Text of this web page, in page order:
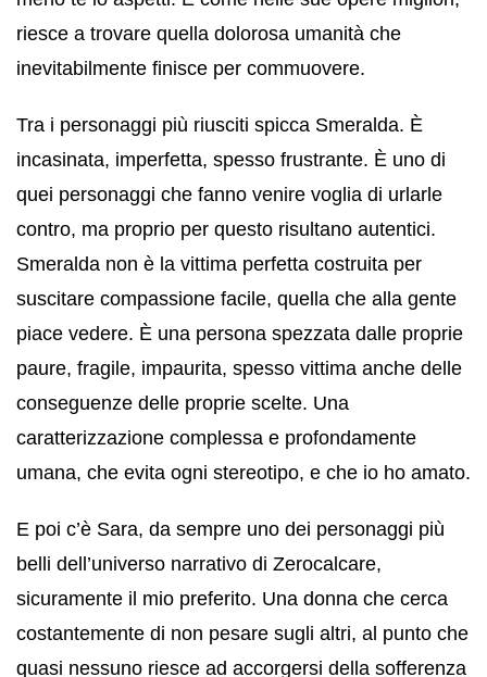
riesce a trovare quella dolorosa umanità che
inevitabilmente finisce per commuovere.
Tra i personaggi più riusciti spicca Smeralda. È
incasinata, imperfetta, spesso frustrante. È uno di
quei personaggi che fanno venire voglia di urlarle
contro, ma proprio per questo risultano autentici.
Smeralda non è la vittima perfetta costruita per
suscitare compassione facile, quella che alla gente
piace vedere. È una persona spezzata dalle proprie
paure, fragile, impaurita, spesso vittima anche delle
conseguenze delle proprie scelte. Una
caratterizzazione complessa e profondamente
umana, che evita ogni stereotipo, e che io ho amato.
E poi c’è Sara, da sempre uno dei personaggi più
belli dell’universo narrativo di Zerocalcare,
sicuramente il mio preferito. Una donna che cerca
costantemente di non pesare sugli altri, al punto che
quasi nessuno riesce ad accorgersi della sofferenza